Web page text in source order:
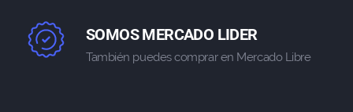
SOMOS MERCADO LIDER
También puedes comprar en Mercado Libre